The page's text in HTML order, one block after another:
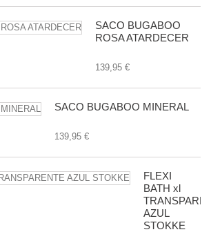
SACO BUGABOO
ROSA ATARDECER
139,95 €
SACO BUGABOO MINERAL
139,95 €
FLEXI
BATH xl
AZUL
STOKKE